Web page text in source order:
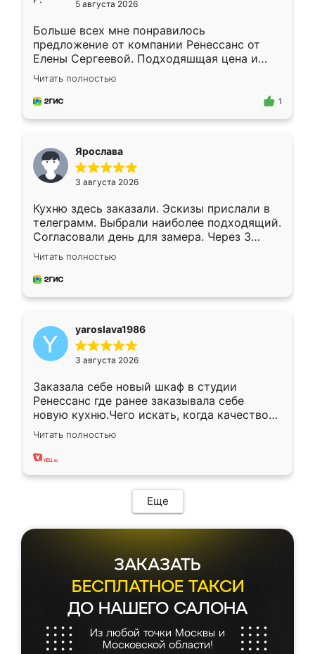
5 августа 2026
Больше всех мне понравилось
предложение от компании Ренессанс от
Елены Сергеевой. Подходяшщая цена и
короткие сроки изготовления. Приехавший
для замера сотрудник Владислав
предложил по моему эскизу самый
Читать полностью
1
Ярослава
3 августа 2026
Кухню здесь заказали. Эскизы прислали в
телеграмм. Выбрали наиболее подходящий.
Согласовали день для замера. Через 3
недели кухня была уже готова. Остались
довольны работой. Спасибо Ренессанс
мебель за качественную работу!
Читать полностью
yaroslava1986
3 августа 2026
Заказала себе новый шкаф в студии
Ренессанс где ранее заказывала себе
новую кухню.Чего искать, когда качеством
вполне довольна. Служит кухня уже почти
два года, нареканий нет.
Читать полностью
Еще
ЗАКАЗАТЬ
БЕСПЛАТНОЕ ТАКСИ
ДО НАШЕГО САЛОНА
Из любой точки Москвы и
Московской области!